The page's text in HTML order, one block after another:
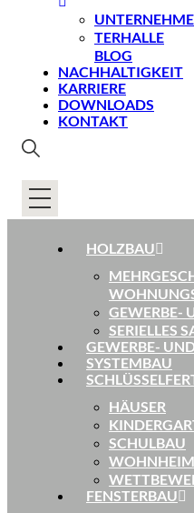
TERHALLE
BLOG
NACHHALTIGKEIT
KARRIERE
DOWNLOADS
KONTAKT
HOLZBAU
GEWERBE-
SERIELLES
GEWERBE-
SYSTEMBAU
HÄUSER
SCHULBAU
FENSTERBAU